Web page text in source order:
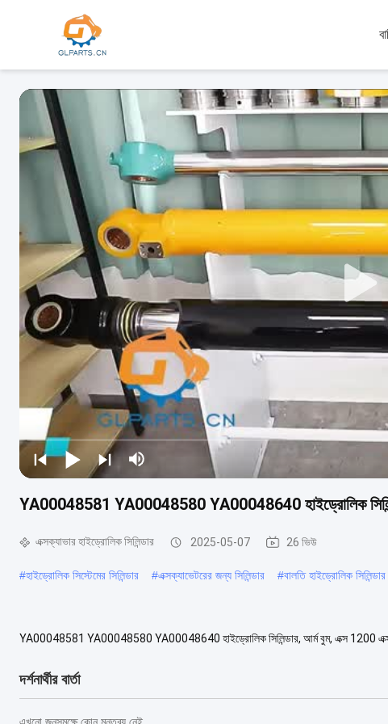
YA00048581 YA00048580 YA00048640 হাইড্রোলিক
এক্সক্যাভার হাইড্রোলিক সিলিন্ডার 2025-05-07 26 ভিউ
#হাইড্রোলিক সিস্টেমের সিলিন্ডার #এক্সক্যাভেটরের জন্য সিলিন্ডার #বালতি হাইড্রোলিক সিলিন্ডার
YA00048581 YA00048580 YA00048640 হাইড্রোলিক সিলিন্ডার, আর্ম বুম, এক্স 1200
দর্শনার্থীর বার্তা
এখনো জনসমক্ষে কোন মন্তব্য নেই